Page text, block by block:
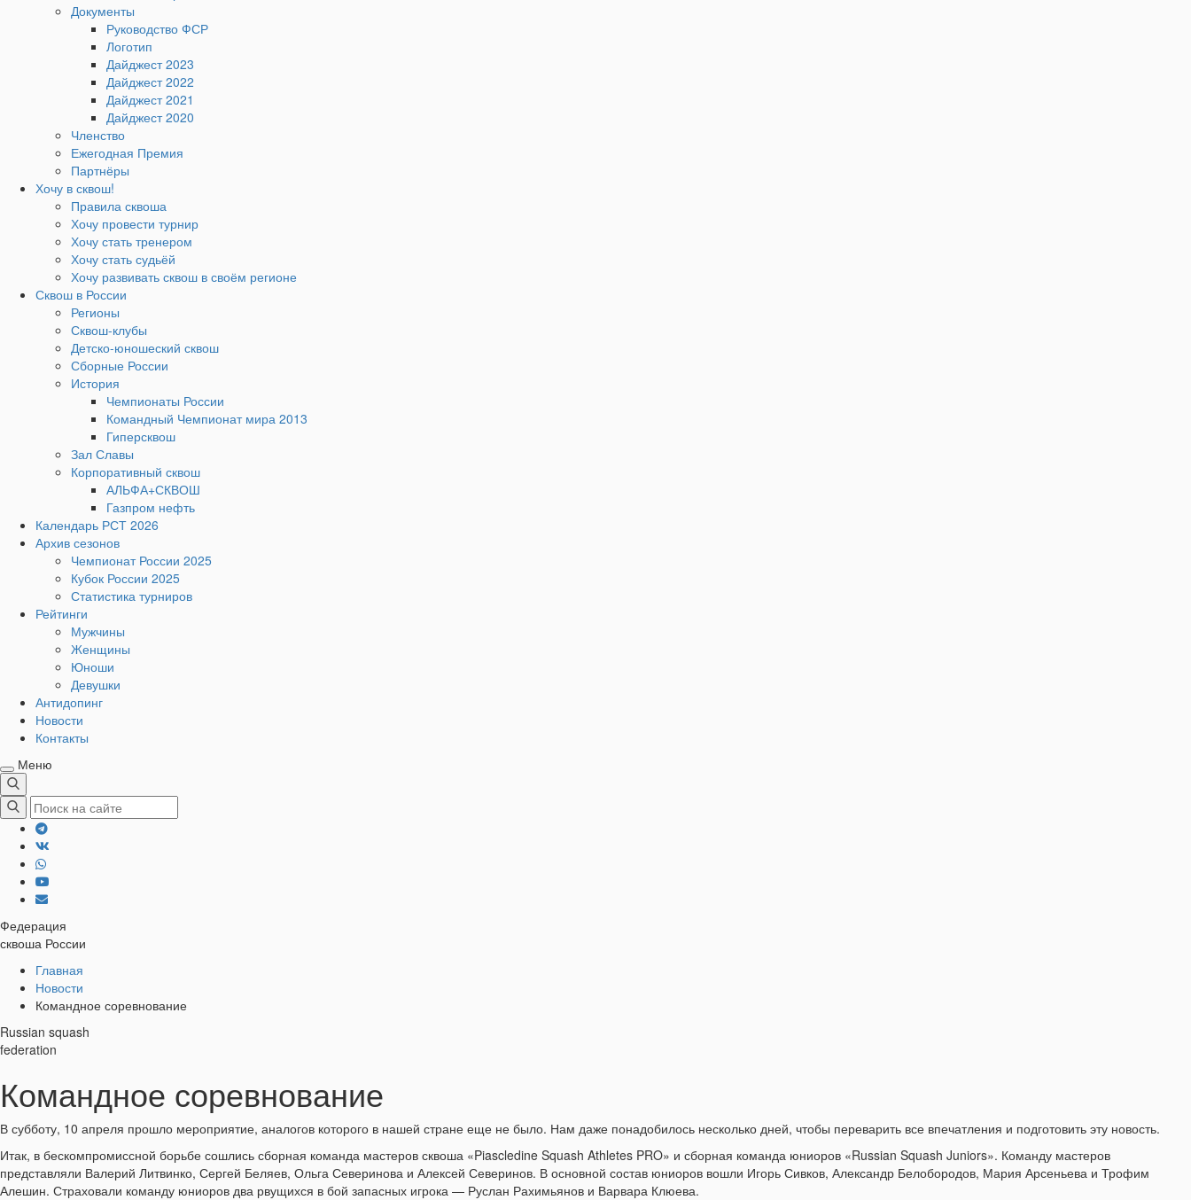
Документы
Руководство ФСР
Логотип
Дайджест 2023
Дайджест 2022
Дайджест 2021
Дайджест 2020
Членство
Ежегодная Премия
Партнёры
Хочу в сквош!
Правила сквоша
Хочу провести турнир
Хочу стать тренером
Хочу стать судьёй
Хочу развивать сквош в своём регионе
Сквош в России
Регионы
Сквош-клубы
Детско-юношеский сквош
Сборные России
История
Чемпионаты России
Командный Чемпионат мира 2013
Гиперсквош
Зал Славы
Корпоративный сквош
АЛЬФА+СКВОШ
Газпром нефть
Календарь РСТ 2026
Архив сезонов
Чемпионат России 2025
Кубок России 2025
Статистика турниров
Рейтинги
Мужчины
Женщины
Юноши
Девушки
Антидопинг
Новости
Контакты
Меню
Федерация
сквоша России
Хлебные
крошки
Главная
Новости
Командное соревнование
Russian squash
federation
Командное соревнование
В субботу, 10 апреля прошло мероприятие, аналогов которого в нашей стране еще не было. Нам даже понадобилось несколько дней, чтобы переварить все впечатления и подготовить эту новость.
Итак, в бескомпромиссной борьбе сошлись сборная команда мастеров сквоша «Piascledine Squash Athletes PRO» и сборная команда юниоров «Russian Squash Juniors». Команду мастеров
представляли Валерий Литвинко, Сергей Беляев, Ольга Северинова и Алексей Северинов. В основной состав юниоров вошли Игорь Сивков, Александр Белобородов, Мария Арсеньева и Трофим
Алешин. Страховали команду юниоров два рвущихся в бой запасных игрока — Руслан Рахимьянов и Варвара Клюева.